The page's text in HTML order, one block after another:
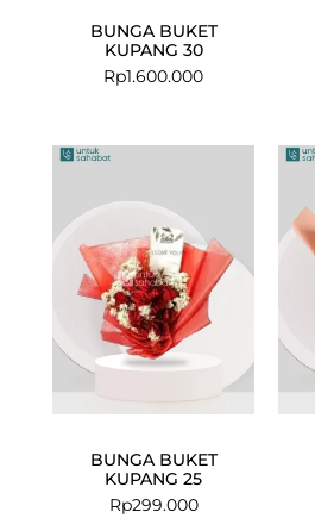
BUNGA BUKET
KUPANG 30
Rp1.600.000
BUNGA BUKET
KUPANG 25
Rp299.000